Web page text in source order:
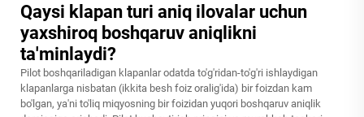
Qaysi klapan turi aniq ilovalar uchun
yaxshiroq boshqaruv aniqlikni
ta'minlaydi?
Pilot boshqariladigan klapanlar odatda to'g'ridan-to'g'ri ishlaydigan
klapanlarga nisbatan (ikkita besh foiz oralig'ida) bir foizdan kam
bo'lgan, ya'ni to'liq miqyosning bir foizidan yuqori boshqaruv aniqlik